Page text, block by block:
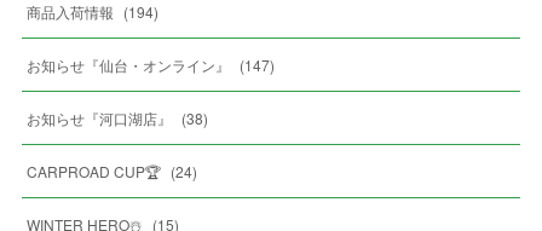
商品入荷情報 (194)
お知らせ『仙台・オンライン』 (147)
お知らせ『河口湖店』 (38)
CARPROAD CUP🏆 (24)
WINTER HERO☃️ (15)